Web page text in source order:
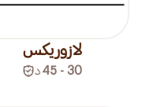
لازوريكس
30 - 45 د